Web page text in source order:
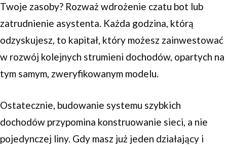
Twoje zasoby? Rozważ wdrożenie czatu bot lub
zatrudnienie asystenta. Każda godzina, którą
odzyskujesz, to kapitał, który możesz zainwestować
w rozwój kolejnych strumieni dochodów, opartych na
tym samym, zweryfikowanym modelu.
Ostatecznie, budowanie systemu szybkich
dochodów przypomina konstruowanie sieci, a nie
pojedynczej liny. Gdy masz już jeden działający i